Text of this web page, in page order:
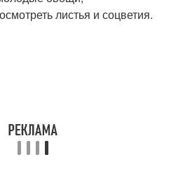
листья и соцветия.